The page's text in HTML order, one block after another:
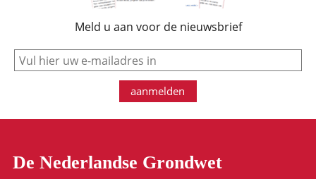
Meld u aan voor de nieuwsbrief
e-mail
aanmelden
De Nederlandse Grondwet